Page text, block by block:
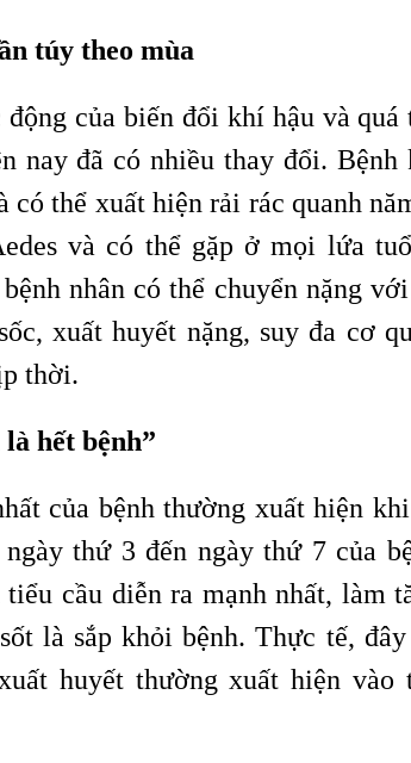
túy theo mùa
của biến đổi khí hậu và quá
nay đã có nhiều thay đổi. Bệnh
thể xuất hiện rải rác quanh
và có thể gặp ở mọi lứa
nhân có thể chuyển nặng
xuất huyết nặng, suy đa cơ
thời.
hết bệnh”
của bệnh thường xuất hiện
thứ 3 đến ngày thứ 7 của
cầu diễn ra mạnh nhất, làm
là sắp khỏi bệnh. Thực tế,
huyết thường xuất hiện vào